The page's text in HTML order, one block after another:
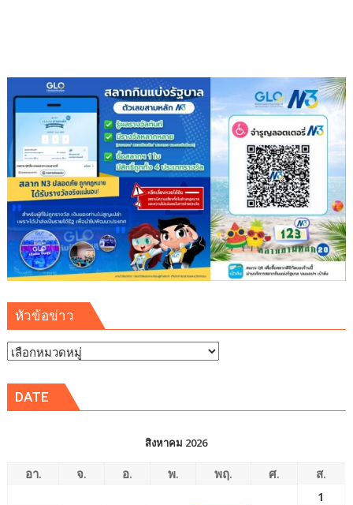
ชื่อ
พรรค
ไทย
ชนะ
ขอพร
อุทัย
พิมพ์
ใจชน
ก่อน
เลือก
ตั้ง
หัวข้อข่าว
หัวข้อ
DATE
สิงหาคม 2026
อา. จ. อ. พ. พฤ. ศ.
ส.
1